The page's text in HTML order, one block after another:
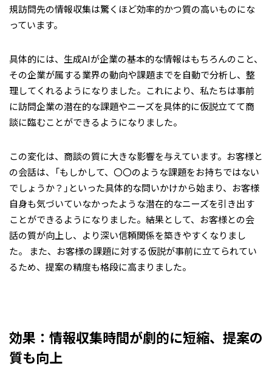
規訪問先の情報収集は驚くほど効率的かつ質の高いものにな
っています。
具体的には、生成AIが企業の基本的な情報はもちろんのこと、
その企業が属する業界の動向や課題までを自動で分析し、整
理してくれるようになりました。これにより、私たちは事前
に訪問企業の潜在的な課題やニーズを具体的に仮説立てて商
談に臨むことができるようになりました。
この変化は、商談の質に大きな影響を与えています。お客様と
の会話は、「もしかして、〇〇のような課題をお持ちではない
でしょうか？」といった具体的な問いかけから始まり、お客様
自身も気づいていなかったような潜在的なニーズを引き出す
ことができるようになりました。結果として、お客様との会
話の質が向上し、より深い信頼関係を築きやすくなりまし
た。 また、お客様の課題に対する仮説が事前に立てられてい
るため、提案の精度も格段に高まりました。
効果：情報収集時間が劇的に短縮、提案の
質も向上